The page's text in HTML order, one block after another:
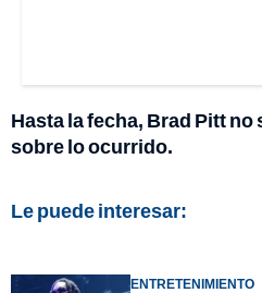
Hasta la fecha, Brad Pitt
sobre lo ocurrido.
Le puede interesar:
ENTRETENIMIENTO